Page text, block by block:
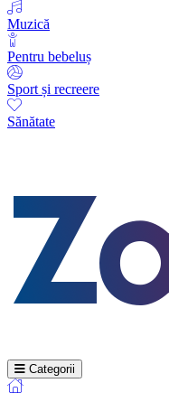
Muzică
Pentru bebeluș
Sport și recreere
Sănătate
Categorii